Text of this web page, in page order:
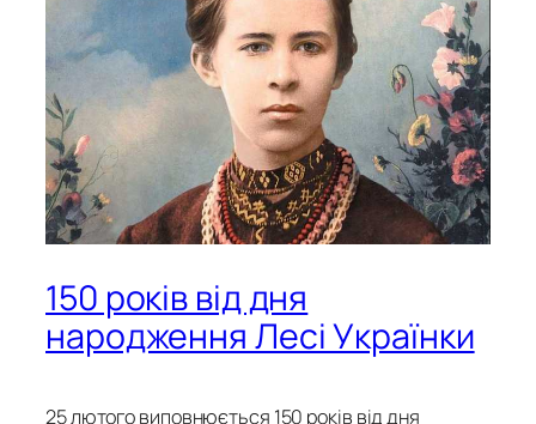
150 років від дня
народження Лесі Українки
25 лютого виповнюється 150 років від дня